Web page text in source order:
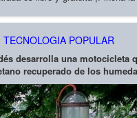
TECNOLOGIA POPULAR
desarrolla una motocicleta
recuperado de los